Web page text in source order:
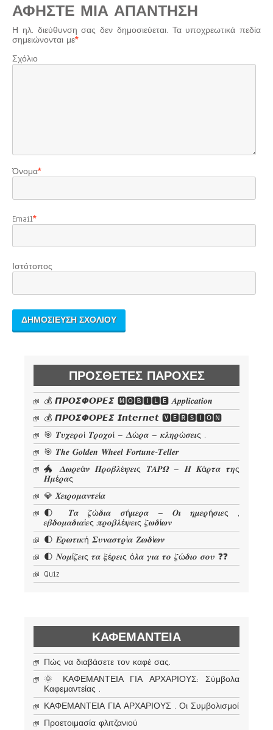
ΑΦΉΣΤΕ ΜΙΑ ΑΠΆΝΤΗΣΗ
Η ηλ. διεύθυνση σας δεν δημοσιεύεται. Τα υποχρεωτικά πεδία
σημειώνονται με*
Σχόλιο
Όνομα*
Email*
Ιστότοπος
ΠΡΌΣΘΕΤΕΣ ΠΑΡΟΧΈΣ
💰 𝞟𝞠𝞞𝞢𝞥𝞞𝞠𝞔𝞢 🅼🅾🅱🅸🅻🅴 𝜜𝒑𝒑𝒍𝒊𝒄𝒂𝒕𝒊𝒐𝒏
💰 𝞟𝞠𝞞𝞢𝞥𝞞𝞠𝞔𝞢 𝙄𝙣𝙩𝙚𝙧𝙣𝙚𝙩 🆅🅴🆁🆂🅸🅾🅽
🎯 𝜯𝝊𝝌𝜺𝝆𝝄ί 𝜯𝝆𝝄𝝌𝝄ί – 𝜟ώ𝝆𝜶 – 𝜿𝝀𝜼𝝆ώ𝝈𝜺𝜾ς .
🎯 𝑻𝒉𝒆 𝑮𝒐𝒍𝒅𝒆𝒏 𝑾𝒉𝒆𝒆𝒍 𝑭𝒐𝒓𝒕𝒖𝒏𝒆-𝑻𝒆𝒍𝒍𝒆𝒓
🐲 𝜟𝝎𝝆𝜺ά𝝂 𝜫𝝆𝝄𝜷𝝀έ𝝍𝜺𝜾ς 𝜯𝜜𝜬𝜴 – 𝜢 𝜥ά𝝆𝝉𝜶 𝝉𝜼ς
𝜢𝝁έ𝝆𝜶ς
💎 𝜲𝜺𝜾𝝆𝝄𝝁𝜶𝝂𝝉𝜺ί𝜶
🌓 𝜯𝜶 𝜻ώ𝜹𝜾𝜶 𝝈ή𝝁𝜺𝝆𝜶 – 𝜪𝜾 𝜼𝝁𝜺𝝆ή𝝈𝜾𝜺ς ,
𝜺𝜷𝜹𝝄𝝁𝜶𝜹𝜾𝜶ί𝜺ς 𝝅𝝆𝝄𝜷𝝀έ𝝍𝜺𝜾ς 𝜻𝝎𝜹ί𝝎𝝂
🌓 𝜠𝝆𝝎𝝉𝜾𝜿ή 𝜮𝝊𝝂𝜶𝝈𝝉𝝆ί𝜶 𝜡𝝎𝜹ί𝝎𝝂
🌓 𝜨𝝄𝝁ί𝜻𝜺𝜾ς 𝝉𝜶 𝝃έ𝝆𝜺𝜾ς ό𝝀𝜶 𝜸𝜾𝜶 𝝉𝝄 𝜻ώ𝜹𝜾𝝄 𝝈𝝄𝝊 ❓❓
Quiz
ΚΑΦΕΜΑΝΤΕΊΑ
Πώς να διαβάσετε τον καφέ σας.
🌞 ΚΑΦΕΜΑΝΤΕΙΑ ΓΙΑ ΑΡΧΑΡΙΟΥΣ: Σύμβολα
Καφεμαντείας .
ΚΑΦΕΜΑΝΤΕΙΑ ΓΙΑ ΑΡΧΑΡΙΟΥΣ . Οι Συμβολισμοί
Προετοιμασία φλιτζανιού